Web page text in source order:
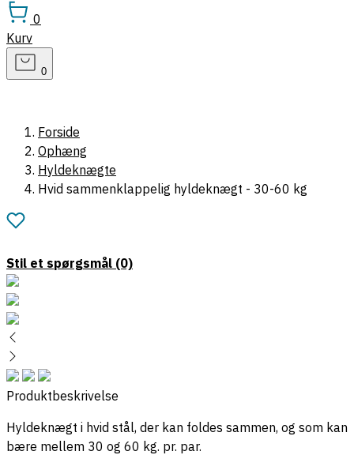
0
Kurv
0
Forside
Ophæng
Hyldeknægte
Hvid sammenklappelig hyldeknægt - 30-60 kg
Stil et spørgsmål (0)
Produktbeskrivelse
Hyldeknægt i hvid stål, der kan foldes sammen, og som kan
bære mellem 30 og 60 kg. pr. par.